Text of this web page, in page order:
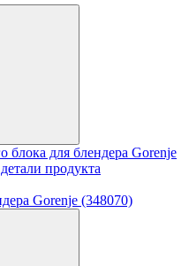
Gorenje (348070)